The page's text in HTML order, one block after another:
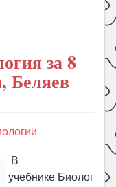
за 8
Беляев
В
учебнике Биолог